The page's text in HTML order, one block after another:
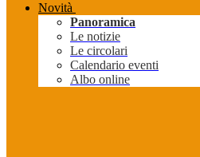
Novità
Panoramica
Le notizie
Le circolari
Calendario eventi
Albo online